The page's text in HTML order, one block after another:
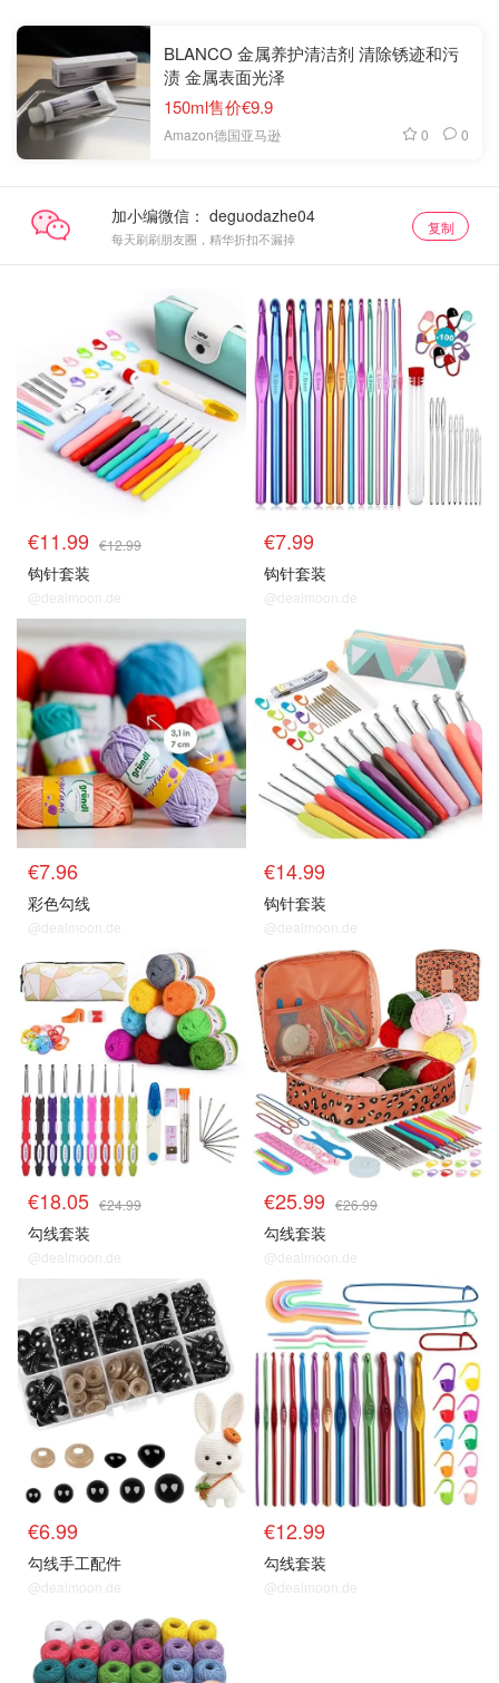
BLANCO 金属养护清洁剂 清除锈迹和污
渍 金属表面光泽
150ml售价€9.9
Amazon德国亚马逊 0 0
加小编微信：
每天刷刷朋友圈，精华折扣不漏掉
复制
€11.99 €12.99
钩针套装
@dealmoon.de
€7.99
钩针套装
@dealmoon.de
€7.96
彩色勾线
@dealmoon.de
€14.99
钩针套装
@dealmoon.de
€18.05 €24.99
勾线套装
@dealmoon.de
€25.99 €26.99
勾线套装
@dealmoon.de
€6.99
勾线手工配件
@dealmoon.de
€12.99
勾线套装
@dealmoon.de